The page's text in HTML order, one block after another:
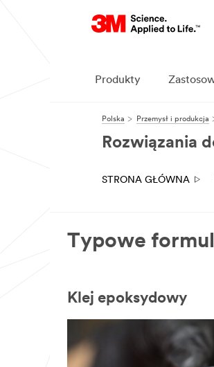
Produkty
Polska Przemysł i produkcja
Rozwiązania
STRONA GŁÓWNA
Typowe
Klej epoksydowy